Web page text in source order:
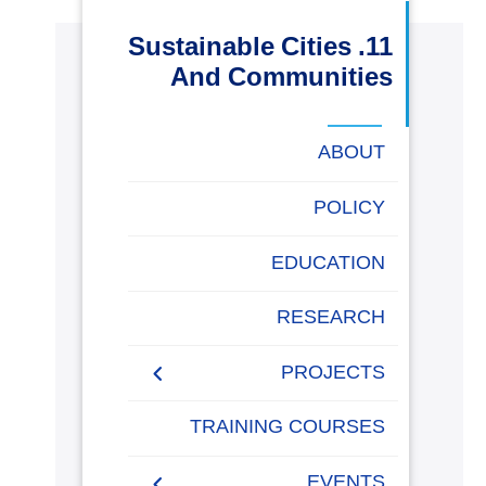
البحث العلمي
التدريب والخدمة المجتمعية
المقرات
الحياة
المراكز
11. Sustainable Cities
And Communities
ABOUT
POLICY
EDUCATION
RESEARCH
PROJECTS
Museums Virtual Tours
TRAINING COURSES